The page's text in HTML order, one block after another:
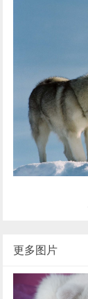
更多图片